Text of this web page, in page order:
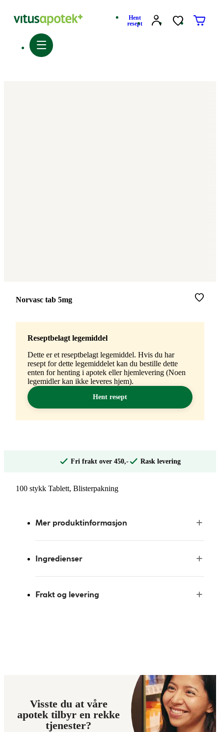
Hent
resept
Merke:
Norvasc tab 5mg
Reseptbelagt legemiddel
Dette er et reseptbelagt legemiddel. Hvis du har
resept for dette legemiddelet kan du bestille dette
enten for henting i apotek eller hjemlevering (Noen
legemidler kan ikke leveres hjem).
Hent resept
Fri frakt over 450,- Rask levering
100 stykk Tablett, Blisterpakning
Mer produktinformasjon
Ingredienser
Frakt og levering
Visste du at våre
apotek tilbyr en rekke
tjenester?